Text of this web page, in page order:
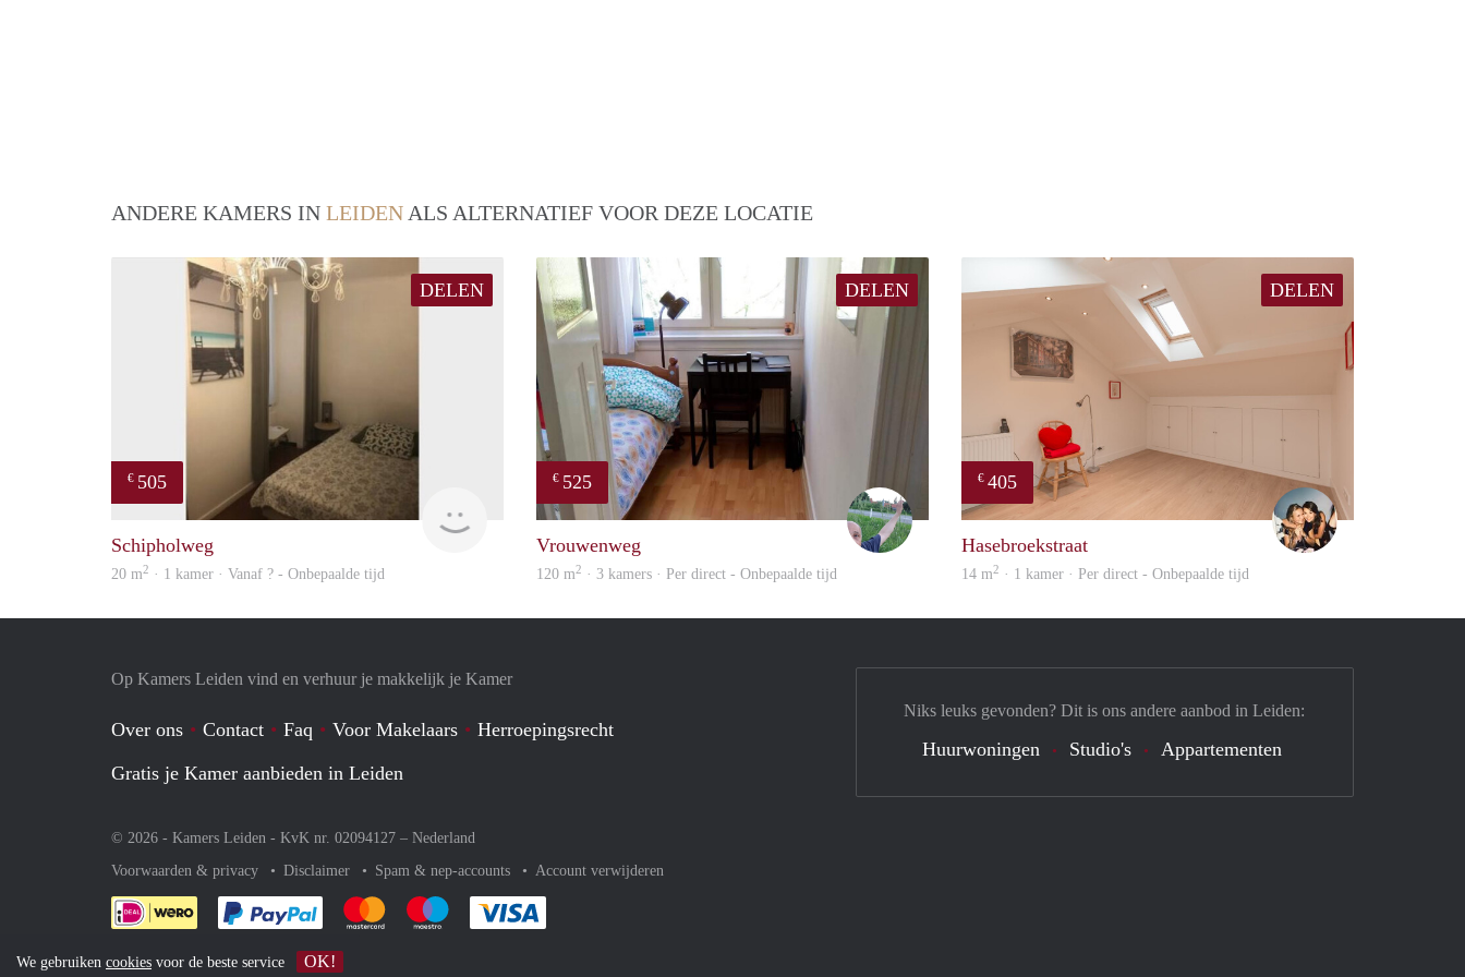
ANDERE KAMERS IN LEIDEN ALS ALTERNATIEF VOOR DEZE LOCATIE
DELEN
€ 505
Schipholweg
20 m2 · 1 kamer · Vanaf ? - Onbepaalde tijd
DELEN
€ 525
Vrouwenweg
120 m2 · 3 kamers · Per direct - Onbepaalde tijd
DELEN
€ 405
Montse
Hasebroekstraat
14 m2 · 1 kamer · Per direct - Onbepaalde tijd
Op Kamers Leiden vind en verhuur je makkelijk je Kamer
Over ons Contact Faq Voor Makelaars
Herroepingsrecht
Gratis je Kamer aanbieden in Leiden
© 2026 - Kamers Leiden - KvK nr. 02094127 – Nederland
Voorwaarden & privacy
Disclaimer Spam & nep-accounts Account verwijderen
Je rekent gemakkelijk af met Paypal
Je rekent gemakkelijk af met Mastercard
Je rekent gemakkelijk af met Meastro
Niks leuks gevonden? Dit is ons andere aanbod in Leiden:
Huurwoningen Studio's Appartementen
We gebruiken cookies voor de beste service OK!